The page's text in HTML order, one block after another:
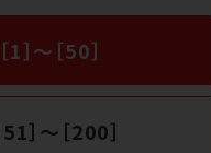
［1］〜［50］
］〜［200］